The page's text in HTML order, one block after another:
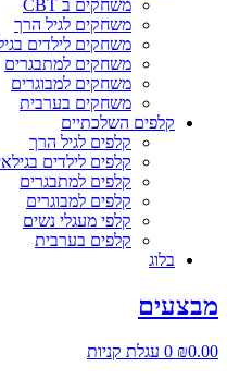
משחקים ב CBT
משחקים לגיל הרך
משחקים לילדים
משחקים למתבגרים
משחקים למבוגרים
משחקים בערבית
קלפים השלכתיים
קלפים לגיל הרך
קלפים לילדים
קלפים למתבגרים
קלפים למבוגרים
קלפי מעגלי נשים
קלפים בערבית
בלוג
מבצעים
₪0.00
0 עגלת קניות